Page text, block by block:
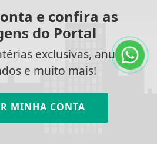
e confira as
do Portal
exclusivas, anunciar
e muito mais!
MINHA CONTA